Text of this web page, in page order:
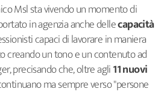
Msl sta vivendo un momento di
in agenzia anche dellecapacità
capaci di lavorare in maniera
creando un tono e un contenuto ad
precisando che, oltre agli11 nuovi
ma sempre verso "persone